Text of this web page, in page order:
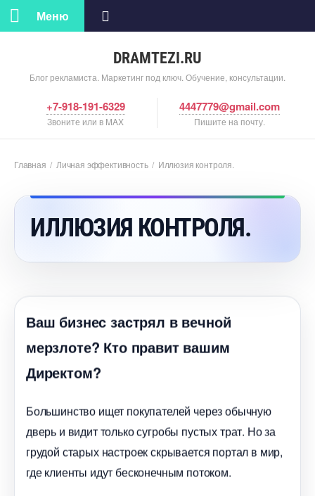
DRAMTEZI.RU
Блог рекламиста. Маркетинг под ключ. Обучение, консультации.
Меню
+7-918-191-6329
Звоните или в MAX
4447779@gmail.com
Пишите на почту.
Главная / Личная эффективность/ Иллюзия контроля.
ИЛЛЮЗИЯ КОНТРОЛЯ.
аш бизнес застрял в вечной
мерзлоте? Кто правит вашим
Директом?
Большинство ищет покупателей через обычную
дверь и видит только сугробы пустых трат. Но за
рудой старых настроек скрывается портал в мир,
де клиенты идут бесконечным потоком.